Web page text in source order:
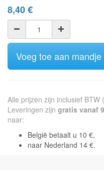
8,40€
Voeg toe aan mandje
Alle prijzen zijn inclusief BTW
Leveringen zijn gratis vanaf
naar:
België betaalt u 10 €,
naar Nederland 14 €.